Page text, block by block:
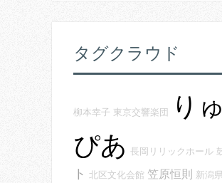
タグクラウド
柳本幸子 東京交響楽団
り
ぴあ 長岡リリックホール
ト 北区文化会館 笠原恒則 新潟